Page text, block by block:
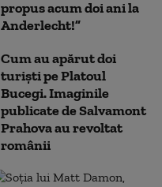
propus acum doi ani la
Anderlecht!”
Cum au apărut doi
turiști pe Platoul
Bucegi. Imaginile
publicate de Salvamont
Prahova au revoltat
românii